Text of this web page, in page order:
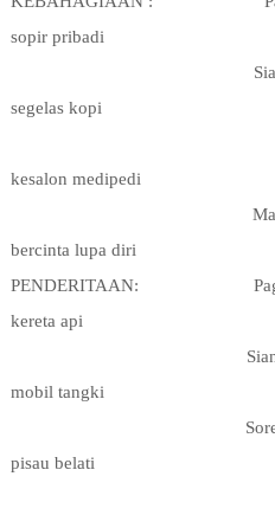
sopir pribadi
segelas kopi
kesalon medipedi
bercinta lupa diri
PENDERITAAN:
kereta api
mobil tangki
pisau belati